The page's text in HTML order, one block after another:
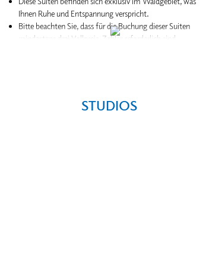
Ihnen Ruhe und Entspannung verspricht.
Bitte beachten Sie, dass für die Buchung dieser Suiten
mindestens drei Vollpreis-Zahler erforderlich sind.
STUDIOS